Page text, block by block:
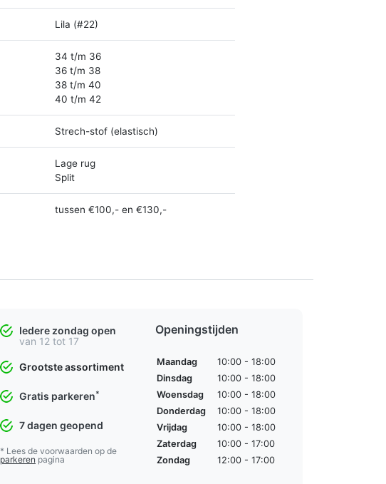
Lila (#22)
34 t/m 36
36 t/m 38
38 t/m 40
40 t/m 42
Strech-stof (elastisch)
Lage rug
Split
tussen €100,- en €130,-
Iedere zondag open
van 12 tot 17
Grootste assortiment
Gratis parkeren*
7 dagen geopend
* Lees de voorwaarden op de
parkeren pagina
Openingstijden
Maandag
10:00 - 18:00
Dinsdag
10:00 - 18:00
Woensdag
10:00 - 18:00
Donderdag
10:00 - 18:00
Vrijdag
10:00 - 18:00
Zaterdag
10:00 - 17:00
Zondag
12:00 - 17:00